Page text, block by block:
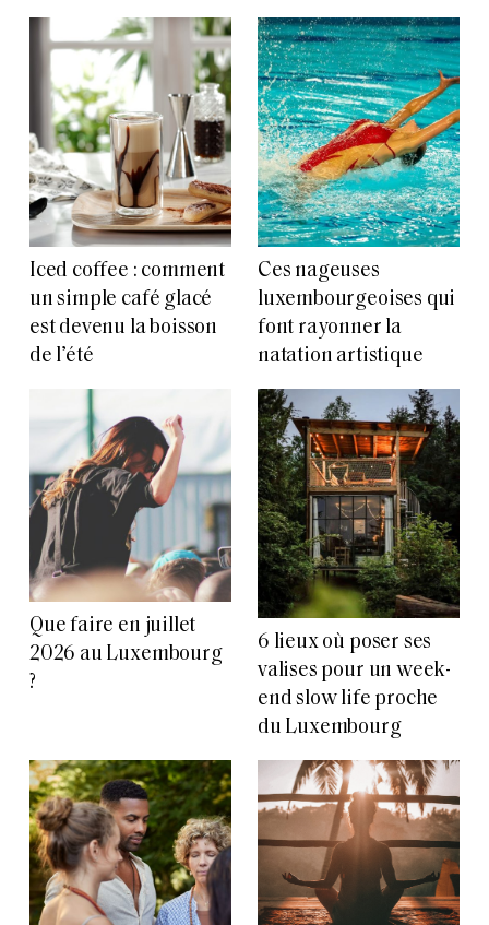
Iced coffee : comment
un simple café glacé
est devenu la boisson
de l’été
Ces nageuses
luxembourgeoises qui
font rayonner la
natation artistique
Que faire en juillet
2026 au Luxembourg
?
6 lieux où poser ses
valises pour un week-
end slow life proche
du Luxembourg